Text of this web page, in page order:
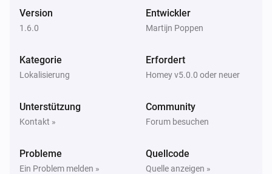
Version
1.6.0
Entwickler
Martijn Poppen
Kategorie
Lokalisierung
Erfordert
Homey v5.0.0 oder neuer
Unterstützung
Kontakt »
Community
Forum besuchen
Probleme
Ein Problem melden »
Quellcode
Quelle anzeigen »